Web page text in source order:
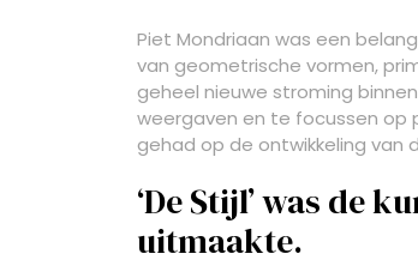
Piet Mondriaan was een
van geometrische vormen,
geheel nieuwe stroming
weergaven en te focussen op
gehad op de ontwikkeling van
‘De Stijl’ was de
uitmaakte.